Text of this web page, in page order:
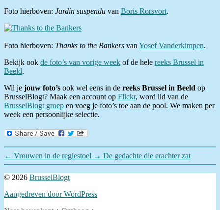
Foto hierboven: Jardin suspendu van Boris Rorsvort.
Foto hierboven: Thanks to the Bankers van Yosef Vanderkimpen.
Bekijk ook de foto’s van vorige week of de hele reeks Brussel in
Beeld.
Wil je jouw foto’s ook wel eens in de reeks Brussel in Beeld op
BrusselBlogt? Maak een account op Flickr, word lid van de
BrusselBlogt groep en voeg je foto’s toe aan de pool. We maken per
week een persoonlijke selectie.
← Vrouwen in de regiestoel → De gedachte die erachter zat
© 2026 BrusselBlogt
Aangedreven door WordPress